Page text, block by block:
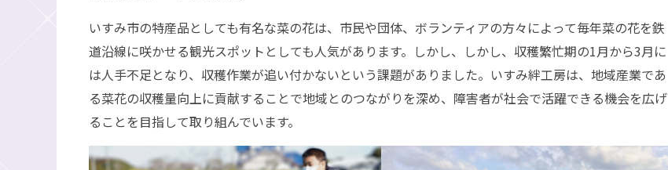
いすみ市の特産品としても有名な菜の花は、市民や団体、ボランティアの方々によって毎年菜の花を鉄
道沿線に咲かせる観光スポットとしても人気があります。しかし、しかし、収穫繁忙期の1月から3月に
は人手不足となり、収穫作業が追い付かないという課題がありました。いすみ絆工房は、地域産業であ
る菜花の収穫量向上に貢献することで地域とのつながりを深め、障害者が社会で活躍できる機会を広げ
ることを目指して取り組んでいます。